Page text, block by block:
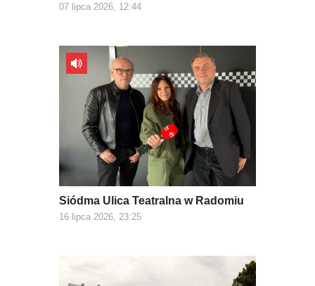
07 lipca 2026, 12:44
Siódma Ulica Teatralna w Radomiu
16 lipca 2026, 23:25